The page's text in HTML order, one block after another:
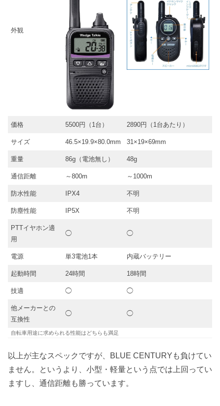
外観
価格 5500円（1台） 2890円（1台あたり）
サイズ 46.5×19.9×80.0mm 31×19×69mm
重量 86g（電池無し） 48g
通信距離 ～800m ～1000m
防水性能 IPX4 不明
防塵性能 IP5X 不明
PTTイヤホン適
用
◯ ◯
電源 単3電池1本 内蔵バッテリー
起動時間 24時間 18時間
技適 ◯ ◯
他メーカーとの
互換性
◯ ◯
自転車用途に求められる性能はどちらも満足
以上が主なスペックですが、BLUE CENTURYも負けてい
ません。というより、小型・軽量という点では上回ってい
ますし、通信距離も勝っています。